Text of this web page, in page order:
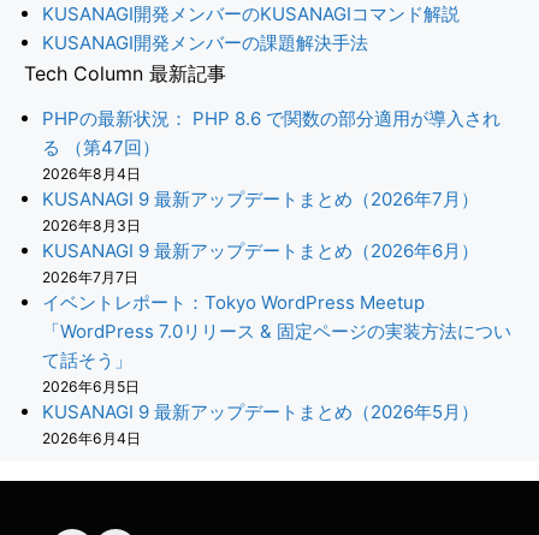
KUSANAGI開発メンバーのKUSANAGIコマンド解説
KUSANAGI開発メンバーの課題解決手法
Tech Column 最新記事
PHPの最新状況： PHP 8.6 で関数の部分適用が導入され
る （第47回）
2026年8月4日
KUSANAGI 9 最新アップデートまとめ（2026年7月）
2026年8月3日
KUSANAGI 9 最新アップデートまとめ（2026年6月）
2026年7月7日
イベントレポート：Tokyo WordPress Meetup
「WordPress 7.0リリース & 固定ページの実装方法につい
て話そう」
2026年6月5日
KUSANAGI 9 最新アップデートまとめ（2026年5月）
2026年6月4日